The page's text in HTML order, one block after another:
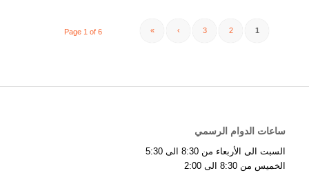
Page 1 of 6 1
2
3
›
»
ساعات الدوام الرسمي
السبت الى الأربعاء من 8:30 الى 5:30
الخميس من 8:30 الى 2:00